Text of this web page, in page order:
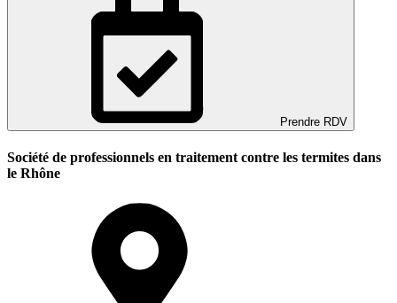
Prendre RDV
Société de professionnels en traitement contre les termites dans
le Rhône